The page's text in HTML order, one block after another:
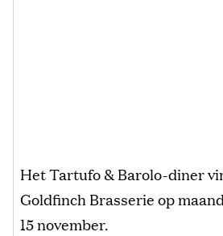
Het Tartufo & Barolo-diner
Goldfinch Brasserie op
15 november.